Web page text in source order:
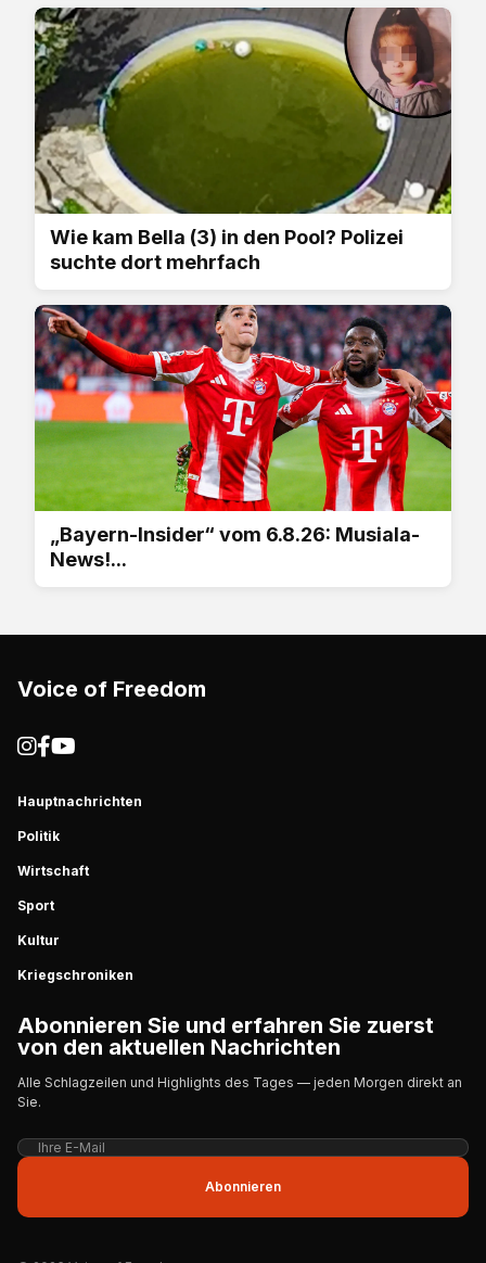
Wie kam Bella (3) in den Pool? Polizei
suchte dort mehrfach
„Bayern-Insider“ vom 6.8.26: Musiala-
News!...
Voice of Freedom
Hauptnachrichten
Politik
Wirtschaft
Sport
Kultur
Kriegschroniken
Abonnieren Sie und erfahren Sie zuerst
von den aktuellen Nachrichten
Alle Schlagzeilen und Highlights des Tages — jeden Morgen direkt an
Sie.
Abonnieren